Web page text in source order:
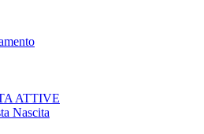
ATTIVE
Nascita